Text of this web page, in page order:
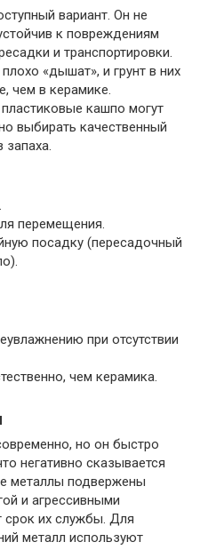
вариант. Он не
к повреждениям
и транспортировки.
«дышат», и грунт в них
чем в керамике.
кашпо могут
выбирать качественный
запаха.
перемещения.
посадку (пересадочный
при отсутствии
чем керамика.
но он быстро
негативно сказывается
металлы подвержены
и агрессивными
срок их службы. Для
металл используют